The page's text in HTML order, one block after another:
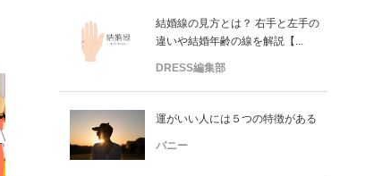
結婚線の見方とは？ 右手と左手の
違いや結婚年齢の線を解説【...
DRESS編集部
運がいい人には５つの特徴がある
バニー